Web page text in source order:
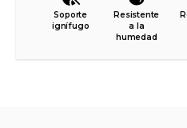
Soporte
ignífugo
Resistente
a la
humedad